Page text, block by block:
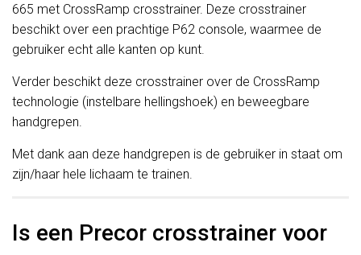
665 met CrossRamp crosstrainer. Deze crosstrainer
beschikt over een prachtige P62 console, waarmee de
gebruiker echt alle kanten op kunt.
Verder beschikt deze crosstrainer over de CrossRamp
technologie (instelbare hellingshoek) en beweegbare
handgrepen.
Met dank aan deze handgrepen is de gebruiker in staat om
zijn/haar hele lichaam te trainen.
Is een Precor crosstrainer voor